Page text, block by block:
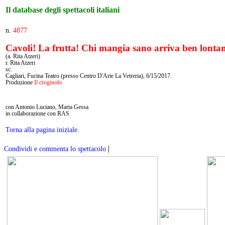
Il database degli spettacoli italiani
n. 4877
Cavoli! La frutta! Chi mangia sano arriva ben
(a. Rita Atzeri)
r. Rita Atzeri
sc.
Cagliari, Fucina Teatro (presso Centro D'Arte La Vetreria), 6/15/2017.
Produzione Il crogiuolo
con Antonio Luciano, Marta Gessa
in collaborazione con RAS
Torna alla pagina iniziale.
Condividi e commenta lo spettacolo |